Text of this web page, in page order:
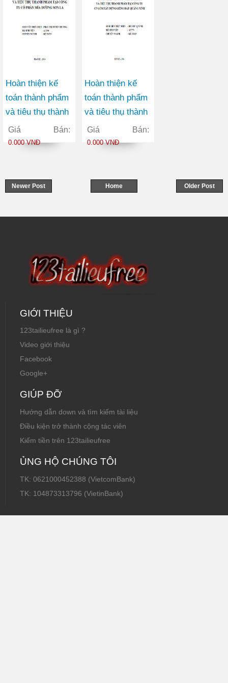
Hoàn thiện kế
toán thành phẩm
và tiêu thụ thành
phẩm tại Công ty
Cổ phần Mía
Giá Bán:
0.000 VNĐ
Hoàn thiện kế
toán thành phẩm
và tiêu thụ thành
phẩm tại Công ty
Cổ phần gốm xây
Giá Bán:
0.000 VNĐ
Newer Post Older Post
Home
GIỚI THIỆU
123tailieufree là gì ?
Video giới thiệu
Facebook
Google+
GIÚP ĐỠ
Hướng dẫn down và tìm kiếm tài liệu
Điều kiện trở thành cộng tác viên
Kiếm tiền trên 123tailieufree
ỦNG HỘ CHÚNG TÔI
TK: 0621000452388 (VietcomBank)
TK: 104873313796 (VietinBank)